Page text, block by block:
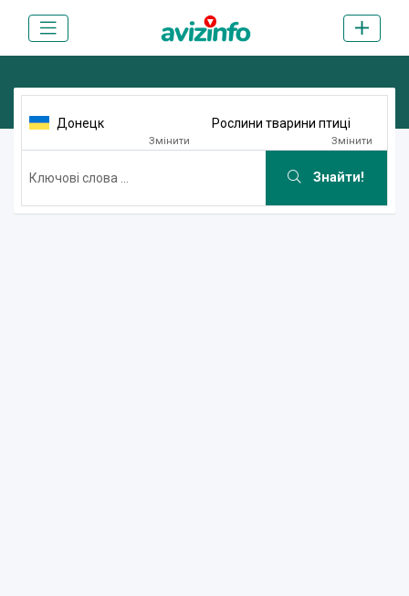
Донецк
Змінити
Рослини тварини птиці
Змінити
Знайти!